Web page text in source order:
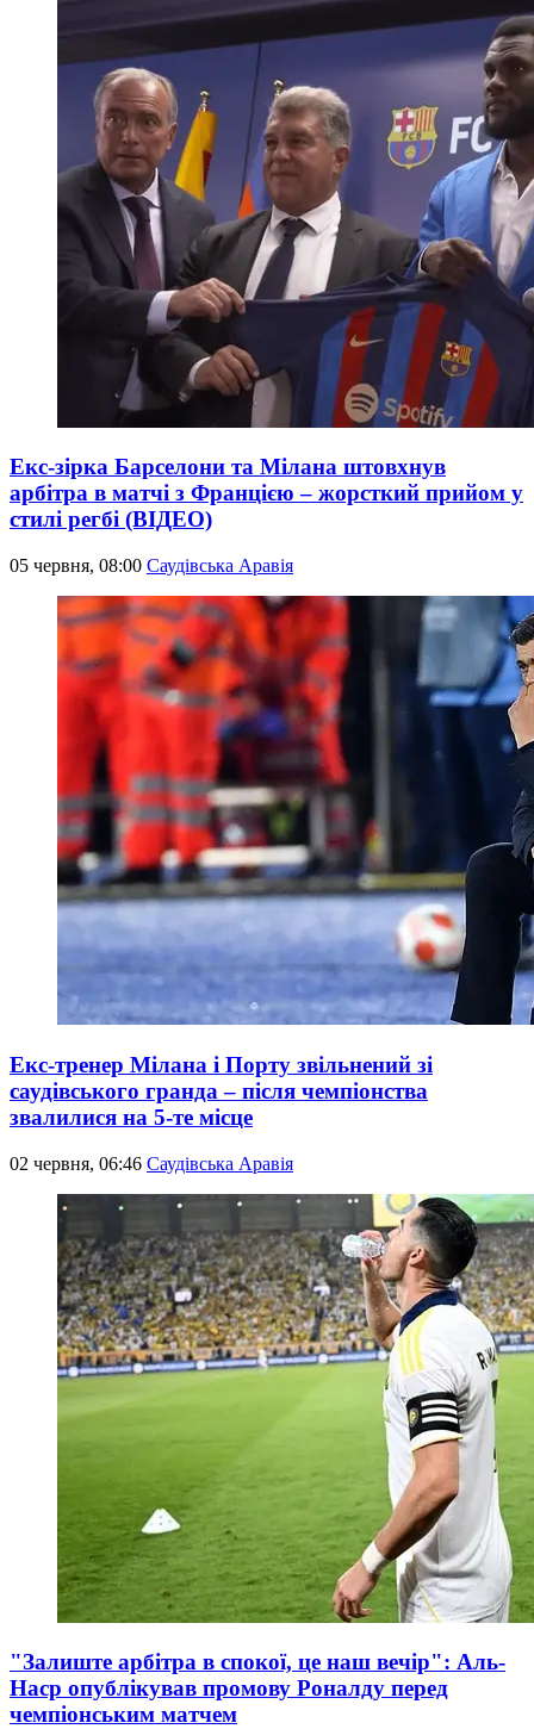
Екс-зірка Барселони та Мілана штовхнув
арбітра в матчі з Францією – жорсткий прийом у
стилі регбі (ВІДЕО)
05 червня, 08:00 Саудівська Аравія
Екс-тренер Мілана і Порту звільнений зі
саудівського гранда – після чемпіонства
звалилися на 5-те місце
02 червня, 06:46 Саудівська Аравія
"Залиште арбітра в спокої, це наш вечір": Аль-
Наср опублікував промову Роналду перед
чемпіонським матчем